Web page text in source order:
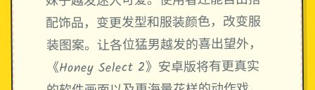
配饰品，变更发型和服装颜色，改变服
装图案。让各位猛男越发的喜出望外，
《Honey Select 2》安卓版将有更真实